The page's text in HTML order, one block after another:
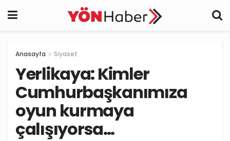
Anasayfa Siyaset
Yerlikaya: Kimler
Cumhurbaşkanımıza
oyun kurmaya
çalışıyorsa…